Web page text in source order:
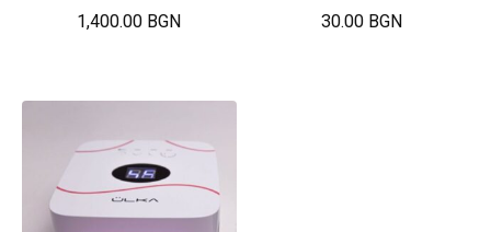
1,400.00 BGN 30.00 BGN